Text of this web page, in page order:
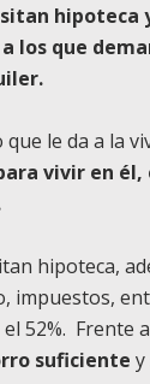
los que
le da a la
vivir en
hipoteca,
impuestos,
52%. Frente
suficiente